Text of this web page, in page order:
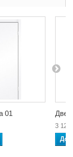
01
3 120
До